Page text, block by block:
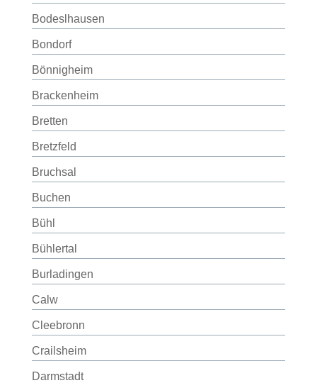
Bodeslhausen
Bondorf
Bönnigheim
Brackenheim
Bretten
Bretzfeld
Bruchsal
Buchen
Bühl
Bühlertal
Burladingen
Calw
Cleebronn
Crailsheim
Darmstadt